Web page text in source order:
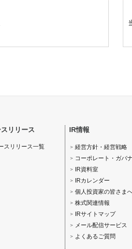
リリース
スリリース一覧
IR情報
経営方針・経営戦略
コーポレート・ガバ
IR資料室
IRカレンダー
個人投資家の皆さま
株式関連情報
IRサイトマップ
メール配信サービス
よくあるご質問